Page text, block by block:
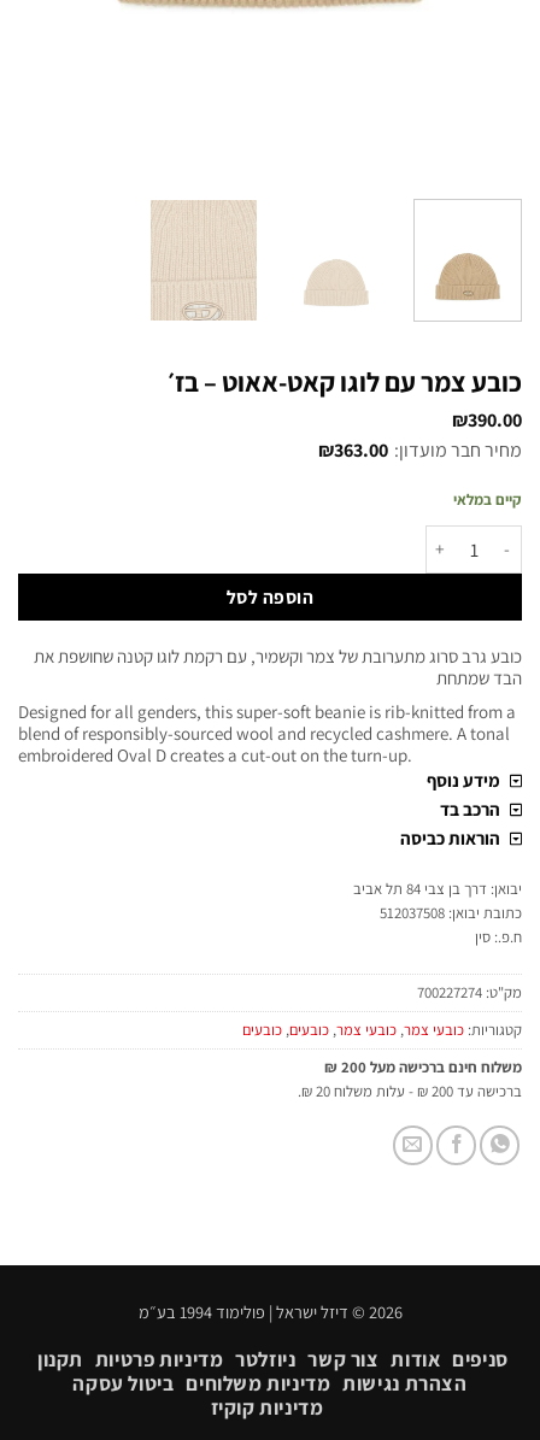
כובע צמר עם לוגו קאט-אאוט – בז׳
₪390.00
מחיר חבר מועדון:
₪363.00
קיים במלאי
הוספה לסל
כובע גרב סרוג מתערובת של צמר וקשמיר, עם רקמת לוגו קטנה שחושפת את
הבד שמתחת
Designed for all genders, this super-soft beanie is rib-knitted from a
blend of responsibly-sourced wool and recycled cashmere. A tonal
embroidered Oval D creates a cut-out on the turn-up.
מידע נוסף
הרכב בד
הוראות כביסה
יבואן: דרך בן צבי 84 תל אביב
כתובת יבואן: 512037508
ח.פ.: סין
מק"ט: 700227274
קטגוריות: כובעי צמר, כובעי צמר, כובעים, כובעים
משלוח חינם ברכישה מעל 200 ₪
ברכישה עד 200 ₪ - עלות משלוח 20 ₪.
2026 © דיזל ישראל | פולימוד 1994 בע״מ
סניפים אודות צור קשר ניוזלטר מדיניות פרטיות תקנון
הצהרת נגישות מדיניות משלוחים ביטול עסקה
מדיניות קוקיז